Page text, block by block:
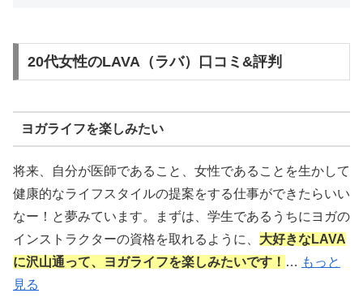
20代女性のLAVA（ラバ）口コミ&評判
ヨガライフを楽しみたい
将来、自分が医師であること、女性であることを生かして
健康的なライフスタイルの提案をする仕事ができたらいい
なー！と夢みています。まずは、学生であるうちにヨガの
インストラクターの資格を取れるように、 大好きなLAVA
に沢山通って、ヨガライフを楽しみたいです！ … もっと
見る